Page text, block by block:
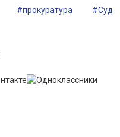
#прокуратура #Суд